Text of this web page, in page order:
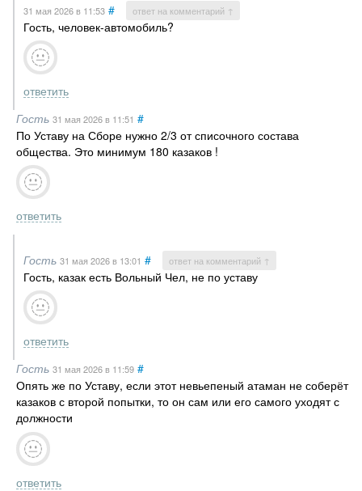
31 мая 2026в 11:53 # ответ на комментарий ↑
Гость, человек-автомобиль?
ответить
Гость 31 мая 2026в 11:51 #
По Уставу на Сборе нужно 2/3 от списочного состава
общества. Это минимум 180 казаков !
ответить
Гость 31 мая 2026в 13:01 # ответ на комментарий ↑
Гость, казак есть Вольный Чел, не по уставу
ответить
Гость 31 мая 2026в 11:59 #
Опять же по Уставу, если этот невьепеный атаман не соберёт
казаков с второй попытки, то он сам или его самого уходят с
должности
ответить